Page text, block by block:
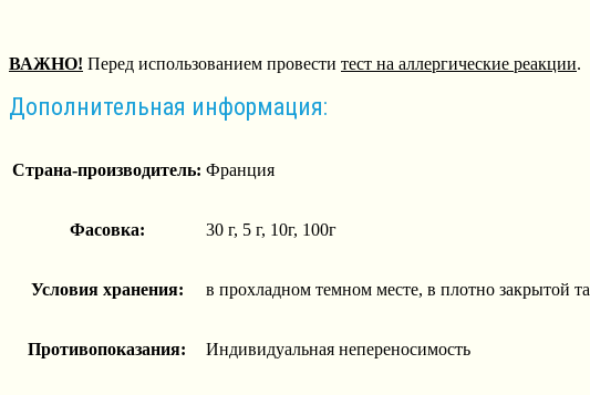
ВАЖНО! Перед использованием провести тест на аллергические реакции.
Дополнительная информация:
Страна-производитель: Франция
Фасовка: 30 г, 5 г, 10г, 100г
Условия хранения: в прохладном темном месте, в плотно закрытой
Противопоказания: Индивидуальная непереносимость